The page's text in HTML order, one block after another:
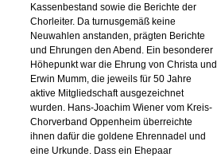
Kassenbestand sowie die Berichte der
Chorleiter. Da turnusgemäß keine
Neuwahlen anstanden, prägten Berichte
und Ehrungen den Abend. Ein besonderer
Höhepunkt war die Ehrung von Christa und
Erwin Mumm, die jeweils für 50 Jahre
aktive Mitgliedschaft ausgezeichnet
wurden. Hans-Joachim Wiener vom Kreis-
Chorverband Oppenheim überreichte
ihnen dafür die goldene Ehrennadel und
eine Urkunde. Dass ein Ehepaar